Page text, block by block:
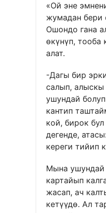
«Ой эне
жумадан бери
Ошондо гана
өкүнүп, тооба
алат.
-Дагы бир
салып, алыскы
ушундай
кантип
кой, бирок
дегенде,
кереги тийип
Мына ушундай
картайып
жасап, ач
кетүүдө. Ал